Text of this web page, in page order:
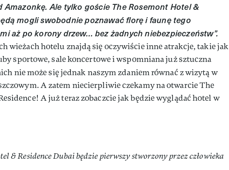
Amazonkę. Ale tylko goście The Rosemont Hotel &
mogli swobodnie poznawać florę i faunę tego
aż po korony drzew… bez żadnych niebezpieczeństw”.
wieżach hotelu znajdą się oczywiście inne atrakcje, takie jak
sportowe, sale koncertowe i wspomniana już sztuczna
nie może się jednak naszym zdaniem równać z wizytą w
A zatem niecierpliwie czekamy na otwarcie The
A już teraz zobaczcie jak będzie wyglądać hotel w
& Residence Dubai będzie pierwszy stworzony przez człowieka